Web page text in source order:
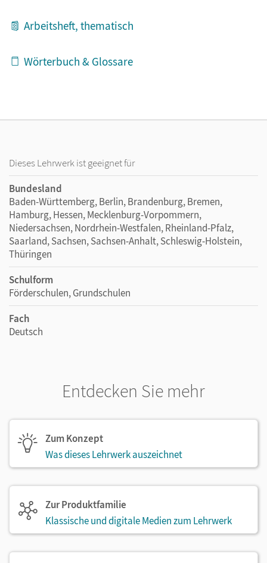
Arbeitsheft, thematisch
Wörterbuch & Glossare
Dieses Lehrwerk ist geeignet für
Bundesland
Baden-Württemberg, Berlin, Brandenburg, Bremen,
Hamburg, Hessen, Mecklenburg-Vorpommern,
Niedersachsen, Nordrhein-Westfalen, Rheinland-Pfalz,
Saarland, Sachsen, Sachsen-Anhalt, Schleswig-Holstein,
Thüringen
Schulform
Förderschulen, Grundschulen
Fach
Deutsch
Entdecken Sie mehr
Zum Konzept
Was dieses Lehrwerk auszeichnet
Zur Produktfamilie
Klassische und digitale Medien zum Lehrwerk